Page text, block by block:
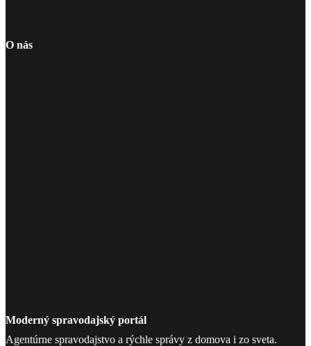
O nás
Moderný spravodajský portál
Agentúrne spravodajstvo a rýchle správy z domova i zo sveta.